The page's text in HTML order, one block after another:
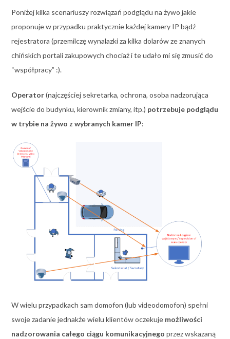
Poniżej kilka scenariuszy rozwiązań podglądu na żywo jakie
proponuje w przypadku praktycznie każdej kamery IP bądź
rejestratora (przemilczę wynalazki za kilka dolarów ze znanych
chińskich portali zakupowych chociaż i te udało mi się zmusić do
“współpracy” :).
Operator(najczęściej sekretarka, ochrona, osoba nadzorująca
wejście do budynku, kierownik zmiany, itp.) potrzebuje podglądu
w trybie na żywo z wybranych kamer IP:
W wielu przypadkach sam domofon (lub videodomofon) spełni
swoje zadanie jednakże wielu klientów oczekuje możliwości
nadzorowania całego ciągu komunikacyjnego przez wskazaną